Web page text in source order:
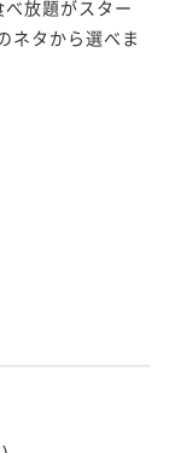
放題がスター
ネタから選べま